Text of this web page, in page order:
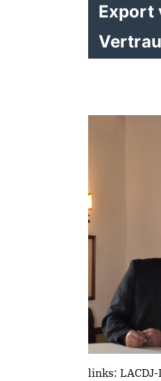
Export
links: